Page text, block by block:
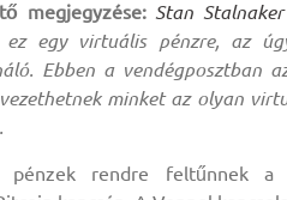
megjegyzése: Stan Stalnaker
ez egy virtuális pénzre, az
Ebben a vendégposztban
minket az olyan
pénzek rendre feltűnnek